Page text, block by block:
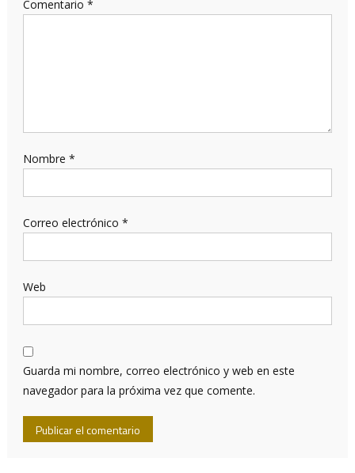
Comentario *
Nombre *
Correo electrónico *
Web
Guarda mi nombre, correo electrónico y web en este
navegador para la próxima vez que comente.